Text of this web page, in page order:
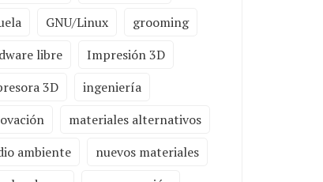
GNU/Linux
grooming
libre
Impresión 3D
3D
ingeniería
materiales alternativos
ambiente
nuevos materiales